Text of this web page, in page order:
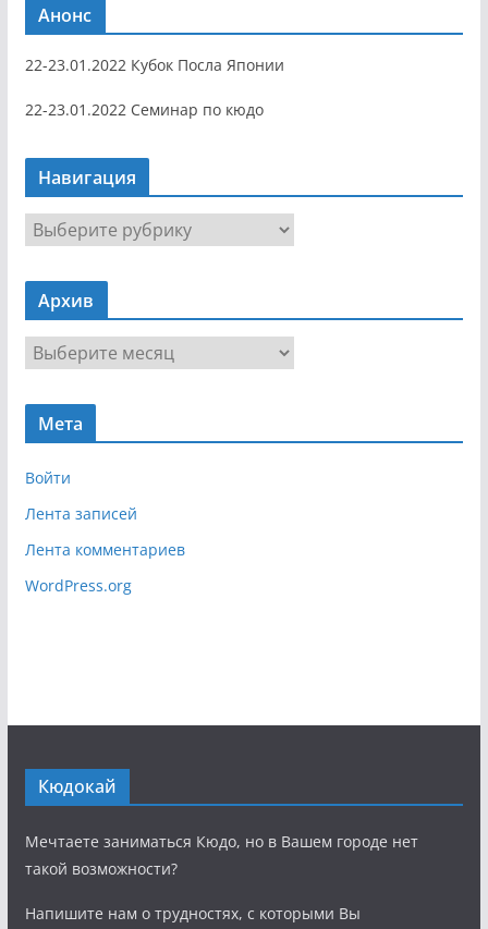
Анонс
22-23.01.2022 Кубок Посла Японии
22-23.01.2022 Семинар по кюдо
Навигация
Н
а
в
г
я
Архив
р
х
Мета
Войти
Лента записей
Лента комментариев
WordPress.org
Кюдокай
Мечтаете заниматься Кюдо, но в Вашем городе нет
такой возможности?
Напишите нам о трудностях, с которыми Вы